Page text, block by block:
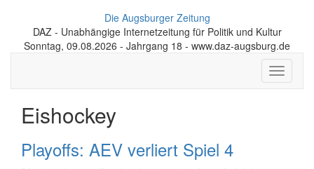
Die Augsburger Zeitung
DAZ - Unabhängige Internetzeitung für Politik und Kultur
Sonntag, 09.08.2026 - Jahrgang 18 - www.daz-augsburg.de
Toggle
Eishockey
Playoffs: AEV verliert Spiel 4